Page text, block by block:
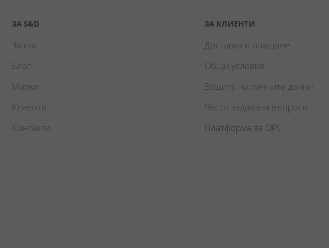
ЗА S&D
За нас
Блог
Марки
Клиенти
Контакти
ЗА КЛИЕНТИ
Доставка и плащане
Общи условия
Защита на личните данни
Често задавани въпроси
Платформа за ОРС